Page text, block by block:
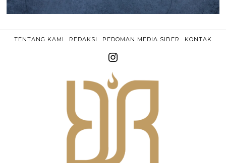
TENTANG KAMI REDAKSI PEDOMAN MEDIA SIBER KONTAK